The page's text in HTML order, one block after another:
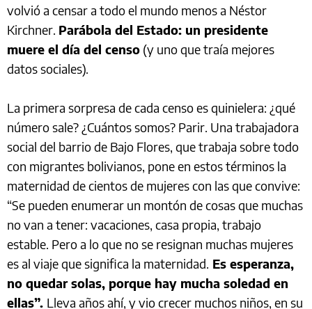
volvió a censar a todo el mundo menos a Néstor
Kirchner. Parábola del Estado: un presidente
muere el día del censo (y uno que traía mejores
datos sociales).
La primera sorpresa de cada censo es quinielera: ¿qué
número sale? ¿Cuántos somos? Parir. Una trabajadora
social del barrio de Bajo Flores, que trabaja sobre todo
con migrantes bolivianos, pone en estos términos la
maternidad de cientos de mujeres con las que convive:
“Se pueden enumerar un montón de cosas que muchas
no van a tener: vacaciones, casa propia, trabajo
estable. Pero a lo que no se resignan muchas mujeres
es al viaje que significa la maternidad. Es esperanza,
no quedar solas, porque hay mucha soledad en
ellas”. Lleva años ahí, y vio crecer muchos niños, en su